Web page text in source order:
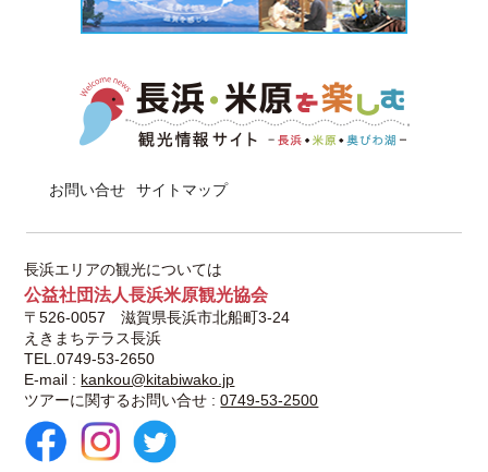
お問い合せ サイトマップ
長浜エリアの観光については
公益社団法人長浜米原観光協会
〒526-0057 滋賀県長浜市北船町3-24
えきまちテラス長浜
TEL.0749-53-2650
E-mail : kankou@kitabiwako.jp
ツアーに関するお問い合せ :0749-53-2500